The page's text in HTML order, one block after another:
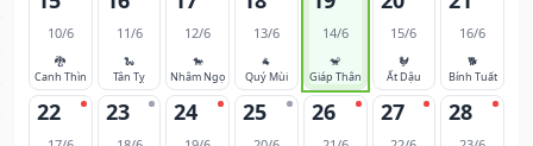
10/6
🐉
Canh Thìn
11/6
🐍
Tân Tỵ
12/6
🐎
Nhâm Ngọ
13/6
🐐
Quý Mùi
14/6
🐒
Giáp Thân
15/6
🐓
Ất Dậu
16/6
🐕
Bính Tuất
22 23 24 25 26 27 28